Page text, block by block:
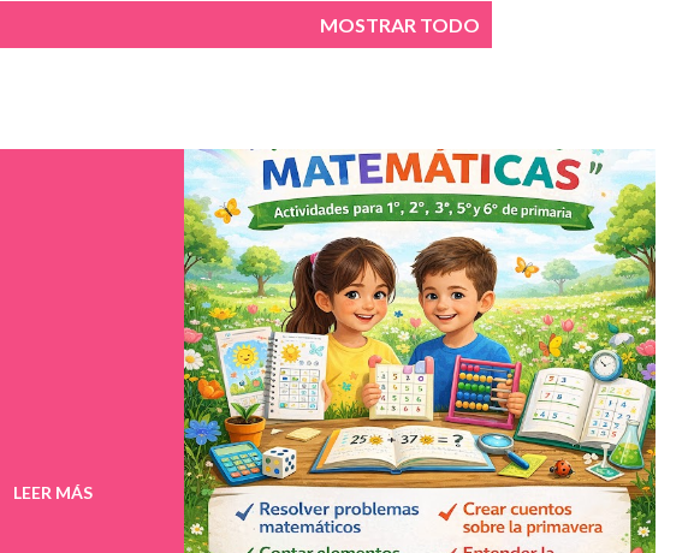
MOSTRAR TODO
LEER MÁS